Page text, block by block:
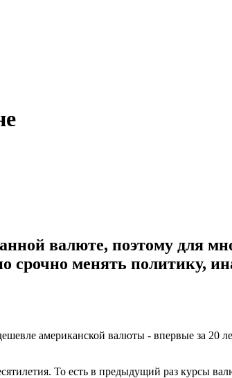
валюте, поэтому для
срочно менять политику,
американской валюты - впервые за 20
То есть в предыдущий раз курсы